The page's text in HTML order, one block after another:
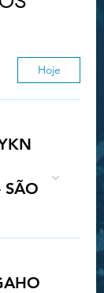
Hoje
SÃO